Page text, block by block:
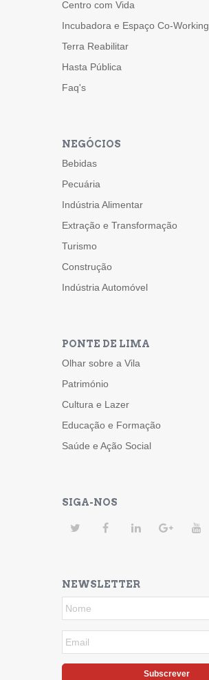
Centro com Vida
Incubadora e Espaço Co-Working
Terra Reabilitar
Hasta Pública
Faq's
NEGÓCIOS
Bebidas
Pecuária
Indústria Alimentar
Extração e Transformação
Turismo
Construção
Indústria Automóvel
PONTE DE LIMA
Olhar sobre a Vila
Património
Cultura e Lazer
Educação e Formação
Saúde e Ação Social
SIGA-NOS
NEWSLETTER
Subscrever